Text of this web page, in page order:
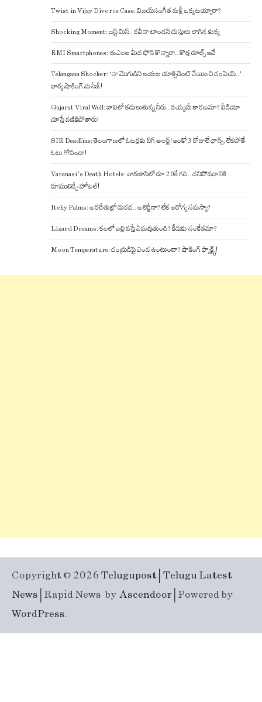
Twist in Vijay Divorce Case: విజయ్-సంగీత మళ్లీ ఒక్కటయ్యారా?
Shocking Moment: జస్ట్ మిస్.. రవీనా టాండన్ దుస్తులు లాగిన కుక్క
EMI Smartphones: ఈఎంఐ మీద ఫోన్ కొన్నారా.. కొత్త రూల్స్ ఇవే
Telangana Shocker: ‘నా మొగుడిని బయట యాక్సిడెంట్ చేయించి చంపెయ్..’
భార్య షాకింగ్ మెసేజ్!
Gujarat Viral Well: బావిలో కదులుతున్న నీరు.. దెయ్యమే కారణమా? వీడియో
చూస్తే వణికిపోతారు!
SIR Deadline: తెలంగాణలో ఓటర్లకు బిగ్ అలర్ట్! ఇంకో 3 రోజులే ఛాన్స్, లేకపోతే
ఓటు గోవిందా!
Varanasi’s Death Hotels: వారణాసిలో రూ.20కే గది.. చనిపోవడానికి
రూములిచ్చే హోటల్!
Itchy Palms: అరచేతుల్లో దురద.. అలెర్జీనా? లేక ఆరోగ్య సమస్యా?
Lizard Dreams: కలలో బల్లి వస్తే ఏమవుతుంది? కీడుకు సంకేతమా?
Moon Temperature: చంద్రుడిపై ఎండ ఉంటుందా? షాకింగ్ ఫ్యాక్ట్స్!
Copyright © 2026 Telugupost | Telugu Latest
News | Rapid News byAscendoor | Powered by
WordPress.